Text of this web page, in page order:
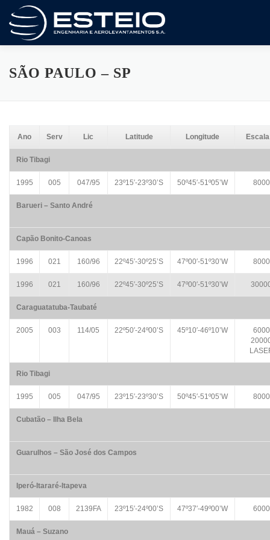
contenido
A Empresa Serviços
SÃO PAULO – SP
Ano Serv Lic Latitude Longitude
Rio Tibagi
1995 005 047/95 23º15′-23º30’S 50º45′-51º05’W 8000
Barueri – Santo André
Capão Bonito-Canoas
1996 021 160/96 22º45′-30º25’S 47º00′-51º30’W 8000
1996 021 160/96 22º45′-30º25’S 47º00′-51º30’W
Caraguatatuba-Taubaté
2005 003 114/05 22º50′-24º00’S 45º10′-46º10’W
6000
Rio Tibagi
1995 005 047/95 23º15′-23º30’S 50º45′-51º05’W 8000
Cubatão – Ilha Bela
Guarulhos – São José dos Campos
Iperó-Itararé-Itapeva
1982 008 2139FA 23º15′-24º00’S 47º37′-49º00’W 6000
Mauá – Suzano